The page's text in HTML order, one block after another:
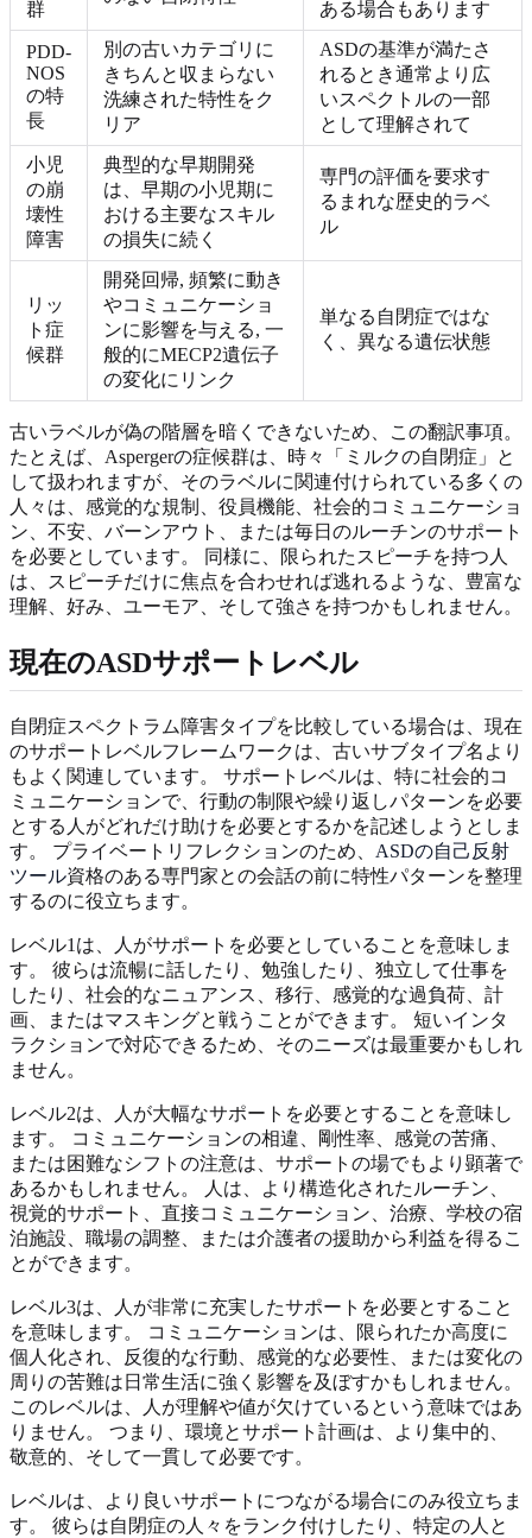
群
ある場合もあります
PDD-
NOS
の特
長
別の古いカテゴリに
きちんと収まらない
洗練された特性をク
リア
ASDの基準が満たさ
れるとき通常より広
いスペクトルの一部
として理解されて
小児
の崩
壊性
障害
典型的な早期開発
は、早期の小児期に
おける主要なスキル
の損失に続く
専門の評価を要求す
るまれな歴史的ラベ
ル
リッ
ト症
候群
開発回帰, 頻繁に動き
やコミュニケーショ
ンに影響を与える, 一
般的にMECP2遺伝子
の変化にリンク
単なる自閉症ではな
く、異なる遺伝状態
古いラベルが偽の階層を暗くできないため、この翻訳事項。
たとえば、Aspergerの症候群は、時々「ミルクの自閉症」と
して扱われますが、そのラベルに関連付けられている多くの
人々は、感覚的な規制、役員機能、社会的コミュニケーショ
ン、不安、バーンアウト、または毎日のルーチンのサポート
を必要としています。 同様に、限られたスピーチを持つ人
は、スピーチだけに焦点を合わせれば逃れるような、豊富な
理解、好み、ユーモア、そして強さを持つかもしれません。
現在のASDサポートレベル
自閉症スペクトラム障害タイプを比較している場合は、現在
のサポートレベルフレームワークは、古いサブタイプ名より
もよく関連しています。 サポートレベルは、特に社会的コ
ミュニケーションで、行動の制限や繰り返しパターンを必要
とする人がどれだけ助けを必要とするかを記述しようとしま
す。 プライベートリフレクションのため、 ASDの自己反射
ツール資格のある専門家との会話の前に特性パターンを整理
するのに役立ちます。
レベル1は、人がサポートを必要としていることを意味しま
す。 彼らは流暢に話したり、勉強したり、独立して仕事を
したり、社会的なニュアンス、移行、感覚的な過負荷、計
画、またはマスキングと戦うことができます。 短いインタ
ラクションで対応できるため、そのニーズは最重要かもしれ
ません。
レベル2は、人が大幅なサポートを必要とすることを意味し
ます。 コミュニケーションの相違、剛性率、感覚の苦痛、
または困難なシフトの注意は、サポートの場でもより顕著で
あるかもしれません。 人は、より構造化されたルーチン、
視覚的サポート、直接コミュニケーション、治療、学校の宿
泊施設、職場の調整、または介護者の援助から利益を得るこ
とができます。
レベル3は、人が非常に充実したサポートを必要とすること
を意味します。 コミュニケーションは、限られたか高度に
個人化され、反復的な行動、感覚的な必要性、または変化の
周りの苦難は日常生活に強く影響を及ぼすかもしれません。
このレベルは、人が理解や値が欠けているという意味ではあ
りません。 つまり、環境とサポート計画は、より集中的、
敬意的、そして一貫して必要です。
レベルは、より良いサポートにつながる場合にのみ役立ちま
す。 彼らは自閉症の人々をランク付けしたり、特定の人と